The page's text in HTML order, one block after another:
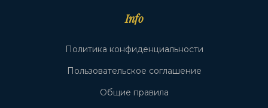
Info
Политика конфиденциальности
Пользовательское соглашение
Общие правила